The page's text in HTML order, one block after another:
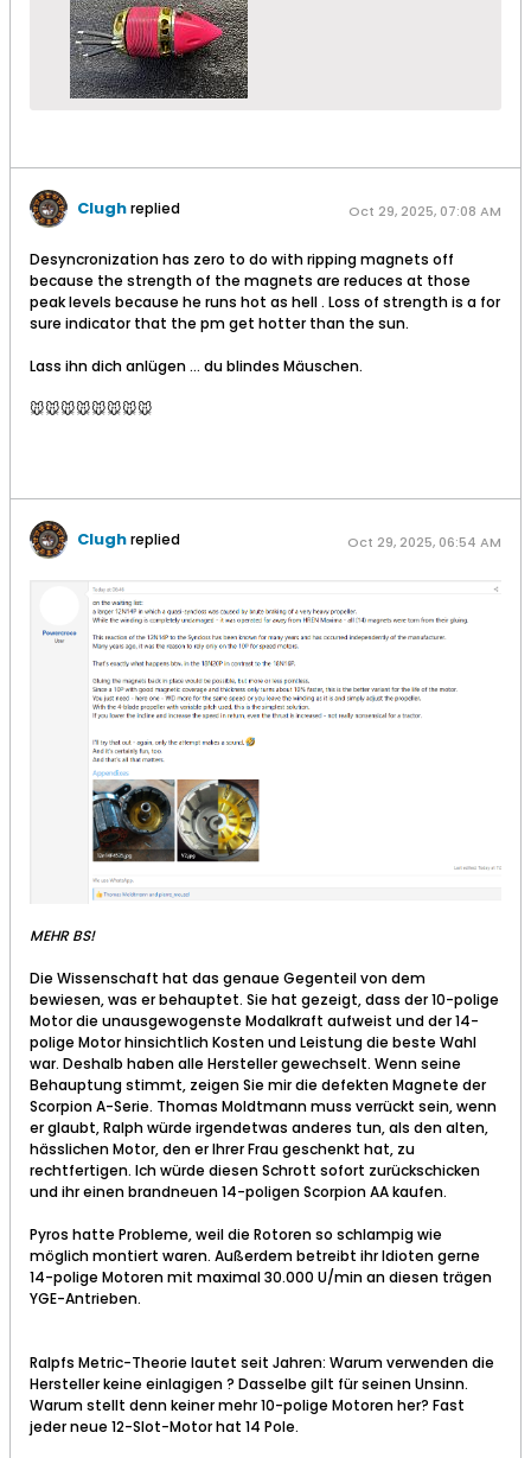
Clughreplied Oct 29, 2025, 07:08 AM
Desyncronization has zero to do with ripping magnets off
because the strength of the magnets are reduces at those
peak levels because he runs hot as hell . Loss of strength is a for
sure indicator that the pm get hotter than the sun.
Lass ihn dich anlügen … du blindes Mäuschen.
🐭🐭🐭🐭🐭🐭🐭🐭
Clughreplied Oct 29, 2025, 06:54 AM
MEHR BS!
Die Wissenschaft hat das genaue Gegenteil von dem
bewiesen, was er behauptet. Sie hat gezeigt, dass der 10-polige
Motor die unausgewogenste Modalkraft aufweist und der 14-
polige Motor hinsichtlich Kosten und Leistung die beste Wahl
war. Deshalb haben alle Hersteller gewechselt. Wenn seine
Behauptung stimmt, zeigen Sie mir die defekten Magnete der
Scorpion A-Serie. Thomas Moldtmann muss verrückt sein, wenn
er glaubt, Ralph würde irgendetwas anderes tun, als den alten,
hässlichen Motor, den er Ihrer Frau geschenkt hat, zu
rechtfertigen. Ich würde diesen Schrott sofort zurückschicken
und ihr einen brandneuen 14-poligen Scorpion AA kaufen.
Pyros hatte Probleme, weil die Rotoren so schlampig wie
möglich montiert waren. Außerdem betreibt ihr Idioten gerne
14-polige Motoren mit maximal 30.000 U/min an diesen trägen
YGE-Antrieben.
Ralpfs Metric-Theorie lautet seit Jahren: Warum verwenden die
Hersteller keine einlagigen ? Dasselbe gilt für seinen Unsinn.
Warum stellt denn keiner mehr 10-polige Motoren her? Fast
jeder neue 12-Slot-Motor hat 14 Pole.